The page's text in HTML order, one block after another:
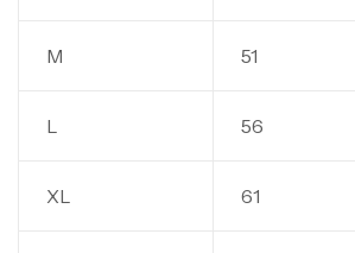
M 51
L 56
XL 61